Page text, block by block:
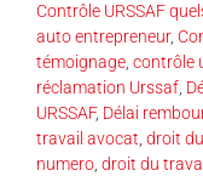
Contrôle URSSAF
auto entrepreneur,
témoignage, contrôle
réclamation Urssaf,
URSSAF, Délai
travail avocat, droit
numero, droit du